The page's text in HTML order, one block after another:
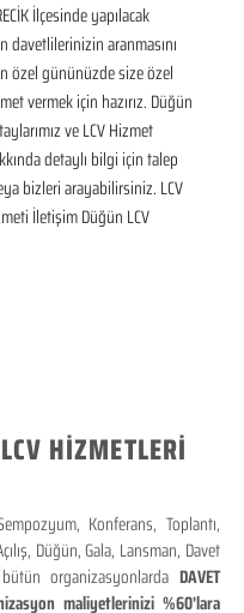
İlçesinde yapılacak
aranmasını
özel gününüzde size özel
vermek için hazırız. Düğün
ve LCV Hizmet
detaylı bilgi için talep
bizleri arayabilirsiniz. LCV
İletişim Düğün LCV
HİZMETLERİ
Konferans, Toplantı,
Düğün, Gala, Lansman, Davet
organizasyonlarda DAVET
maliyetlerinizi %60'lara